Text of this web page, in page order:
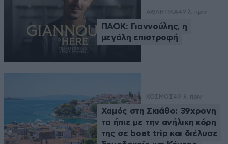
ΑΘΛΗΤΙΚΑ49 λ. πριν
ΠΑΟΚ: Γιαννούλης, η
μεγάλη επιστροφή
ΚΟΣΜΟΣ49 λ. πριν
Χαμός στη Σκιάθο: 39χρονη
τα ήπιε με την ανήλικη κόρη
της σε boat trip και διέλυσε